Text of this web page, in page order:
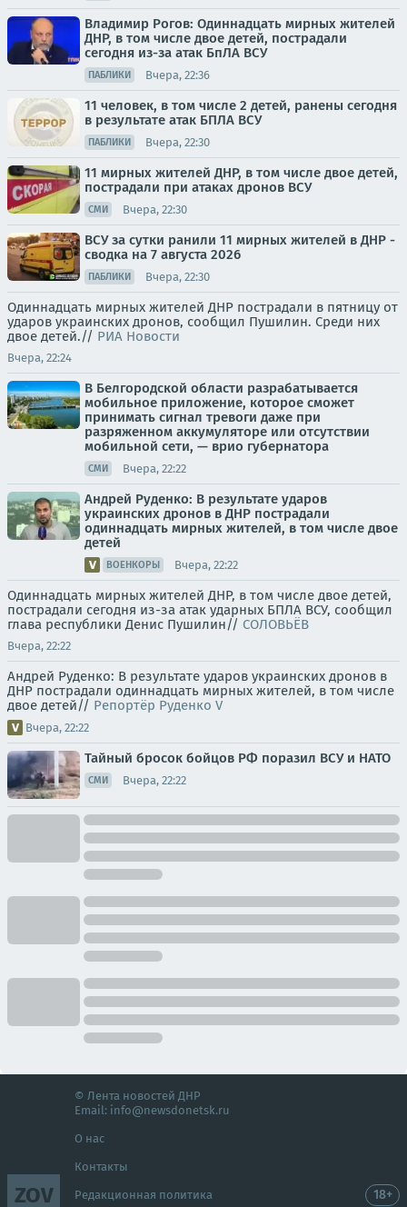
Владимир Рогов: Одиннадцать мирных жителей
ДНР, в том числе двое детей, пострадали
сегодня из-за атак БпЛА ВСУ
ПАБЛИКИ Вчера, 22:36
11 человек, в том числе 2 детей, ранены сегодня
в результате атак БПЛА ВСУ
ПАБЛИКИ Вчера, 22:30
11 мирных жителей ДНР, в том числе двое детей,
пострадали при атаках дронов ВСУ
СМИ Вчера, 22:30
ВСУ за сутки ранили 11 мирных жителей в ДНР -
сводка на 7 августа 2026
ПАБЛИКИ Вчера, 22:30
Одиннадцать мирных жителей ДНР пострадали в пятницу от
ударов украинских дронов, сообщил Пушилин. Среди них
двое детей.// РИА Новости
Вчера, 22:24
В Белгородской области разрабатывается
мобильное приложение, которое сможет
принимать сигнал тревоги даже при
разряженном аккумуляторе или отсутствии
мобильной сети, — врио губернатора
СМИ Вчера, 22:22
Андрей Руденко: В результате ударов
украинских дронов в ДНР пострадали
одиннадцать мирных жителей, в том числе двое
детей
ВОЕНКОРЫ Вчера, 22:22
Одиннадцать мирных жителей ДНР, в том числе двое детей,
пострадали сегодня из-за атак ударных БПЛА ВСУ, сообщил
глава республики Денис Пушилин// СОЛОВЬЁВ
Вчера, 22:22
Андрей Руденко: В результате ударов украинских дронов в
ДНР пострадали одиннадцать мирных жителей, в том числе
двое детей// Репортёр Руденко V
Вчера, 22:22
Тайный бросок бойцов РФ поразил ВСУ и НАТО
СМИ Вчера, 22:22
ZOV
© Лента новостей ДНР
Email: info@newsdonetsk.ru
О нас
Контакты
Редакционная политика 18+